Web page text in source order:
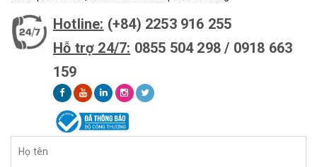
Hotline: (+84) 2253 916 255
Hỗ trợ 24/7: 0855 504 298 / 0918 663
159